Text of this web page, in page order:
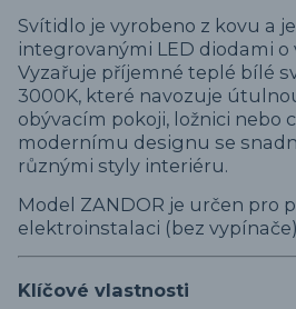
Svítidlo je vyrobeno z kovu a
integrovanými LED diodami o
Vyzařuje příjemné teplé bílé
3000K, které navozuje
obývacím pokoji, ložnici nebo
modernímu designu se
různými styly interiéru.
Model ZANDOR je určen pro
elektroinstalaci (bez
Klíčové vlastnosti